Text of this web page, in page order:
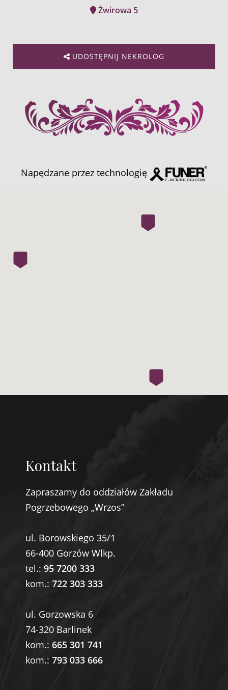
Żwirowa 5
UDOSTĘPNIJ NEKROLOG
Napędzane przez technologię
Kontakt
Zapraszamy do oddziałów Zakładu
Pogrzebowego „Wrzos”
ul. Borowskiego 35/1
66-400 Gorzów Wlkp.
tel.: 95 7200 333
kom.: 722 303 333
ul. Gorzowska 6
74-320 Barlinek
kom.: 665 301 741
kom.: 793 033 666